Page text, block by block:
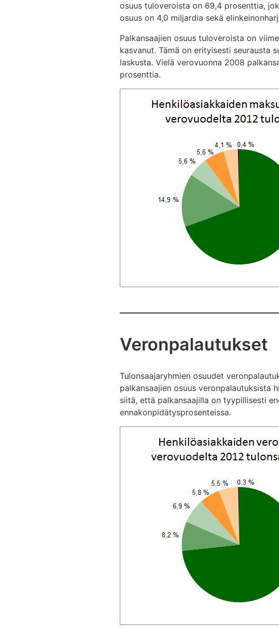
osuus tuloveroista on 69,4 prosenttia,
osuus on 4,0 miljardia sekä
Palkansaajien osuus tuloveroista on
kasvanut. Tämä on erityisesti seurausta
laskusta. Vielä verovuonna 2008
prosenttia.
Veronpalautukset
Tulonsaajaryhmien osuudet
palkansaajien osuus veronpalautuksista
siitä, että palkansaajilla on tyypillisesti
ennakonpidätysprosenteissa.